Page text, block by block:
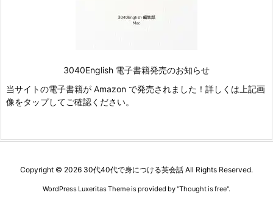
3040English 電子書籍発売のお知らせ
当サイトの電子書籍が Amazon で発売されました！詳しくは上記画
像をタップしてご確認ください。
Copyright © 2026 30代40代で身につける英会話 All Rights Reserved.
WordPress Luxeritas Theme is provided by "Thought is free".